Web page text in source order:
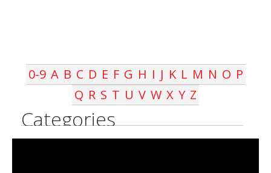
0-9 A B C D E F G H I J K L M N O P
Q R S T U V W X Y Z
Categories